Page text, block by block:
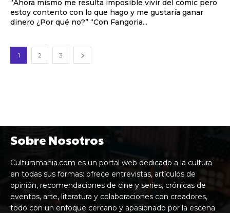
“Ahora mismo me resulta imposible vivir del cómic pero
estoy contento con lo que hago y me gustaría ganar
dinero ¿Por qué no?” “Con Fangoria...
1 2 3
Sobre Nosotros
Culturamania.com es un portal web dedicado a la cultura
en todas sus formas: ofrece entrevistas, artículos de
opinión, recomendaciones de cine y series, crónicas de
eventos, arte, literatura y colaboraciones con creadores,
todo con un enfoque cercano y apasionado por la escena